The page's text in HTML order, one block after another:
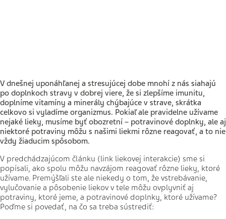
V dnešnej uponáhľanej a stresujúcej dobe mnohí z nás siahajú
po doplnkoch stravy v dobrej viere, že si zlepšíme imunitu,
doplníme vitamíny a minerály chýbajúce v strave, skrátka
celkovo si vyladíme organizmus. Pokiaľ ale pravidelne užívame
nejaké lieky, musíme byť obozretní – potravinové doplnky, ale aj
niektoré potraviny môžu s našimi liekmi rôzne reagovať, a to nie
vždy žiaducim spôsobom.
V predchádzajúcom článku (link liekovej interakcie) sme si
popísali, ako spolu môžu navzájom reagovať rôzne lieky, ktoré
užívame. Premýšľali ste ale niekedy o tom, že vstrebávanie,
vylučovanie a pôsobenie liekov v tele môžu ovplyvniť aj
potraviny, ktoré jeme, a potravinové doplnky, ktoré užívame?
Poďme si povedať, na čo sa treba sústrediť: